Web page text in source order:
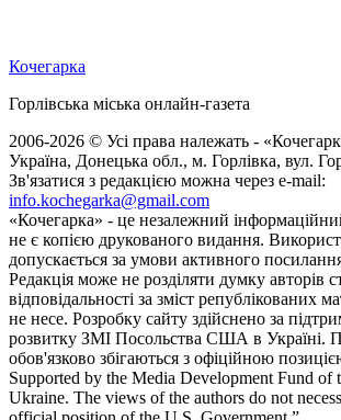
Кочегарка
Горлівська міська онлайн-газета
2006-2026 © Усі права належать -
Україна, Донецька обл., м. Горлівка, вул.
Зв'язатися з редакцією можна через e-mail:
info.kochegarka@gmail.com
«Кочегарка» - це незалежний
не є копією друкованого видання.
допускається за умови активного
Редакція може не розділяти думку авторів
відповідальності за зміст републікованих
не несе. Розробку сайту здійснено за
розвитку ЗМІ Посольства США в Україні.
обов'язково збігаються з офіційною
Supported by the Media Development Fund of
Ukraine. The views of the authors do not